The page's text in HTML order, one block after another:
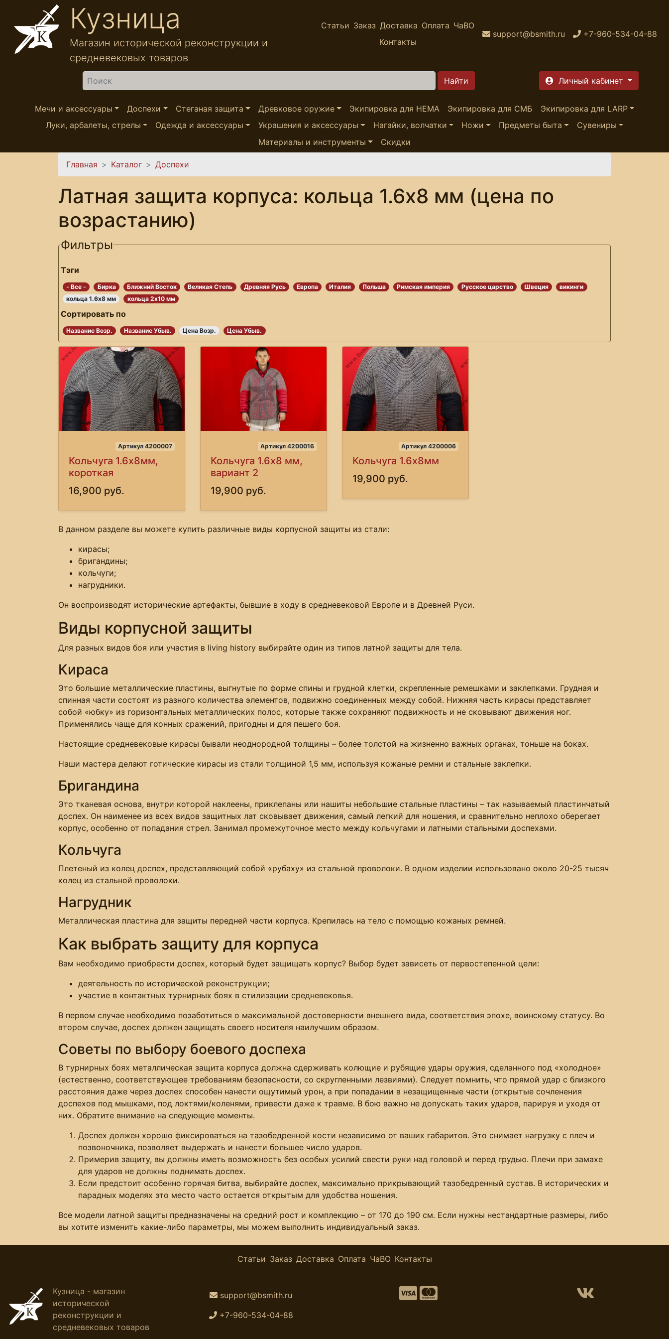
Перейти к основному содержанию
Кузница
Магазин исторической реконструкции и
средневековых товаров
Статьи Заказ Доставка Оплата ЧаВО
Контакты
support@bsmith.ru +7-960-534-04-88
Найти Личный кабинет
Мечи и аксессуары Доспехи Стеганая защита Древковое оружие Экипировка для HEMA Экипировка для СМБ
Экипировка для LARP
Луки, арбалеты, стрелы
Одежда и аксессуары Украшения и аксессуары Нагайки, волчатки Ножи Предметы быта
Сувениры
Материалы и инструменты
Скидки
Вы здесь
Главная Каталог Доспехи
Латная защита корпуса: кольца 1.6х8 мм (цена по
возрастанию)
Фильтры
Тэги
- Все - Бирка Ближний Восток Великая Степь Древняя Русь Европа Италия Польша Римская империя Русское царство Швеция
викинги
кольца 1.6х8 мм
кольца 2х10 мм
Сортировать по
Название Возр. Название Убыв. Цена Возр. Цена Убыв.
Артикул 4200007
Кольчуга 1.6х8мм,
короткая
16,900 руб.
Артикул 4200016
Кольчуга 1.6х8 мм,
вариант 2
19,900 руб.
Артикул 4200006
Кольчуга 1.6х8мм
19,900 руб.
В данном разделе вы можете купить различные виды корпусной защиты из стали:
кирасы;
бригандины;
кольчуги;
нагрудники.
Он воспроизводят исторические артефакты, бывшие в ходу в средневековой Европе и в Древней Руси.
Виды корпусной защиты
Для разных видов боя или участия в living history выбирайте один из типов латной защиты для тела.
Кираса
Это большие металлические пластины, выгнутые по форме спины и грудной клетки, скрепленные ремешками и заклепками. Грудная и
спинная части состоят из разного количества элементов, подвижно соединенных между собой. Нижняя часть кирасы представляет
собой «юбку» из горизонтальных металлических полос, которые также сохраняют подвижность и не сковывают движения ног.
Применялись чаще для конных сражений, пригодны и для пешего боя.
Настоящие средневековые кирасы бывали неоднородной толщины – более толстой на жизненно важных органах, тоньше на боках.
Наши мастера делают готические кирасы из стали толщиной 1,5 мм, используя кожаные ремни и стальные заклепки.
Бригандина
Это тканевая основа, внутри которой наклеены, приклепаны или нашиты небольшие стальные пластины – так называемый пластинчатый
доспех. Он наименее из всех видов защитных лат сковывает движения, самый легкий для ношения, и сравнительно неплохо оберегает
корпус, особенно от попадания стрел. Занимал промежуточное место между кольчугами и латными стальными доспехами.
Кольчуга
Плетеный из колец доспех, представляющий собой «рубаху» из стальной проволоки. В одном изделии использовано около 20-25 тысяч
колец из стальной проволоки.
Нагрудник
Металлическая пластина для защиты передней части корпуса. Крепилась на тело с помощью кожаных ремней.
Как выбрать защиту для корпуса
Вам необходимо приобрести доспех, который будет защищать корпус? Выбор будет зависеть от первостепенной цели:
деятельность по исторической реконструкции;
участие в контактных турнирных боях в стилизации средневековья.
В первом случае необходимо позаботиться о максимальной достоверности внешнего вида, соответствия эпохе, воинскому статусу. Во
втором случае, доспех должен защищать своего носителя наилучшим образом.
Советы по выбору боевого доспеха
В турнирных боях металлическая защита корпуса должна сдерживать колющие и рубящие удары оружия, сделанного под «холодное»
(естественно, соответствующее требованиям безопасности, со скругленными лезвиями). Следует помнить, что прямой удар с близкого
расстояния даже через доспех способен нанести ощутимый урон, а при попадании в незащищенные части (открытые сочленения
доспехов под мышками, под локтями/коленями, привести даже к травме. В бою важно не допускать таких ударов, парируя и уходя от
них. Обратите внимание на следующие моменты.
Доспех должен хорошо фиксироваться на тазобедренной кости независимо от ваших габаритов. Это снимает нагрузку с плеч и
позвоночника, позволяет выдержать и нанести большее число ударов.
Примерив защиту, вы должны иметь возможность без особых усилий свести руки над головой и перед грудью. Плечи при замахе
для ударов не должны поднимать доспех.
Если предстоит особенно горячая битва, выбирайте доспех, максимально прикрывающий тазобедренный сустав. В исторических и
парадных моделях это место часто остается открытым для удобства ношения.
Все модели латной защиты предназначены на средний рост и комплекцию – от 170 до 190 см. Если нужны нестандартные размеры, либо
вы хотите изменить какие-либо параметры, мы можем выполнить индивидуальный заказ.
Статьи Заказ Доставка Оплата ЧаВО Контакты
Кузница - магазин
исторической
реконструкции и
средневековых товаров
support@bsmith.ru
+7-960-534-04-88